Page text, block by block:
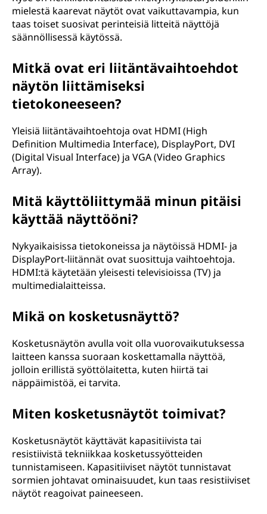
mielestä kaarevat näytöt ovat vaikuttavampia, kun
taas toiset suosivat perinteisiä litteitä näyttöjä
säännöllisessä käytössä.
Mitkä ovat eri liitäntävaihtoehdot
näytön liittämiseksi
tietokoneeseen?
Yleisiä liitäntävaihtoehtoja ovat HDMI (High
Definition Multimedia Interface), DisplayPort, DVI
(Digital Visual Interface) ja VGA (Video Graphics
Array).
Mitä käyttöliittymää minun pitäisi
käyttää näyttööni?
Nykyaikaisissa tietokoneissa ja näytöissä HDMI- ja
DisplayPort-liitännät ovat suosittuja vaihtoehtoja.
HDMI:tä käytetään yleisesti televisioissa (TV) ja
multimedialaitteissa.
Mikä on kosketusnäyttö?
Kosketusnäytön avulla voit olla vuorovaikutuksessa
laitteen kanssa suoraan koskettamalla näyttöä,
jolloin erillistä syöttölaitetta, kuten hiirtä tai
näppäimistöä, ei tarvita.
Miten kosketusnäytöt toimivat?
Kosketusnäytöt käyttävät kapasitiivista tai
resistiivistä tekniikkaa kosketussyötteiden
tunnistamiseen. Kapasitiiviset näytöt tunnistavat
sormien johtavat ominaisuudet, kun taas resistiiviset
näytöt reagoivat paineeseen.